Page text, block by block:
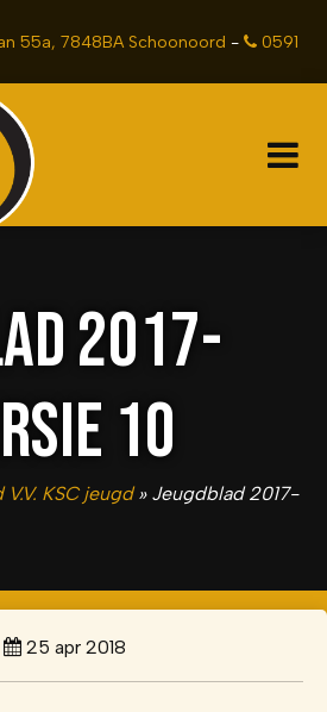
55a, 7848BA Schoonoord - 0591
2017-
10
KSC jeugd» Jeugdblad 2017-
25 apr 2018